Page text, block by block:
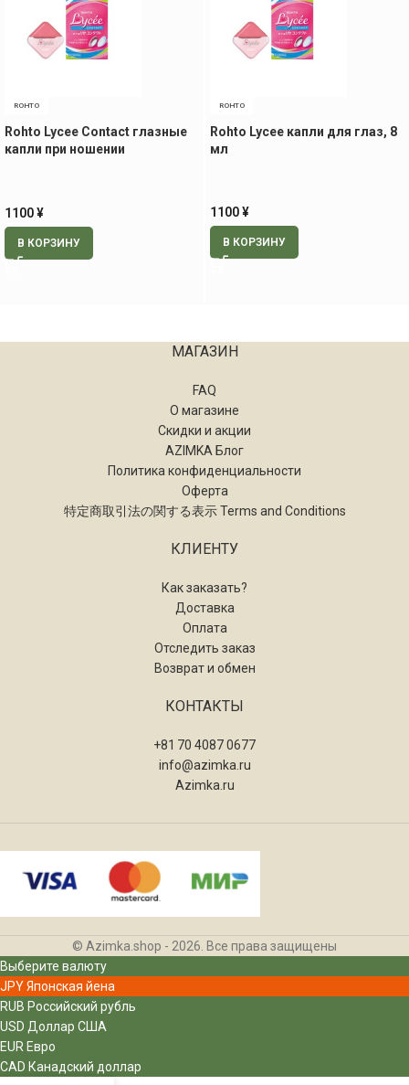
ROHTO
Rohto Lycee Contact глазные
капли при ношении
1100¥
В КОРЗИНУ
ROHTO
Rohto Lycee капли для глаз, 8
мл
1100¥
В КОРЗИНУ
МАГАЗИН
FAQ
О магазине
Скидки и акции
AZIMKA Блог
Политика конфиденциальности
Оферта
特定商取引法の関する表示 Terms and Conditions
КЛИЕНТУ
Как заказать?
Доставка
Оплата
Отследить заказ
Возврат и обмен
КОНТАКТЫ
+81 70 4087 0677
info@azimka.ru
Azimka.ru
© Azimka.shop - 2026. Все права защищены
Выберите валюту
JPYЯпонская йена
RUB Российский рубль
USD Доллар США
EUR Евро
CAD Канадский доллар